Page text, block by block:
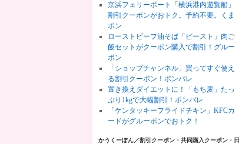
京浜フェリーボート「横浜港内遊覧船」
割引クーポンがおトク。予約不要。くま
ポン
ローストビーフ油そば「ビースト」肉ご
飯セットがクーポン購入で割引！グルー
ポン
「ショップチャンネル」買ってすぐ使え
る割引クーポン！ポンパレ
置き換えダイエットに！「もち麦」たっ
ぷり1kgで大幅割引！ポンパレ
「ケンタッキーフライドチキン」KFCカ
ードがグルーポンでおトク！
かうくーぽん／割引クーポン・共同購入クーポン・